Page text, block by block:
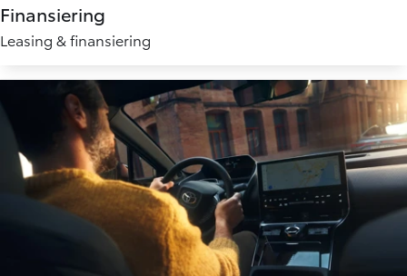
Finansiering
Leasing & finansiering